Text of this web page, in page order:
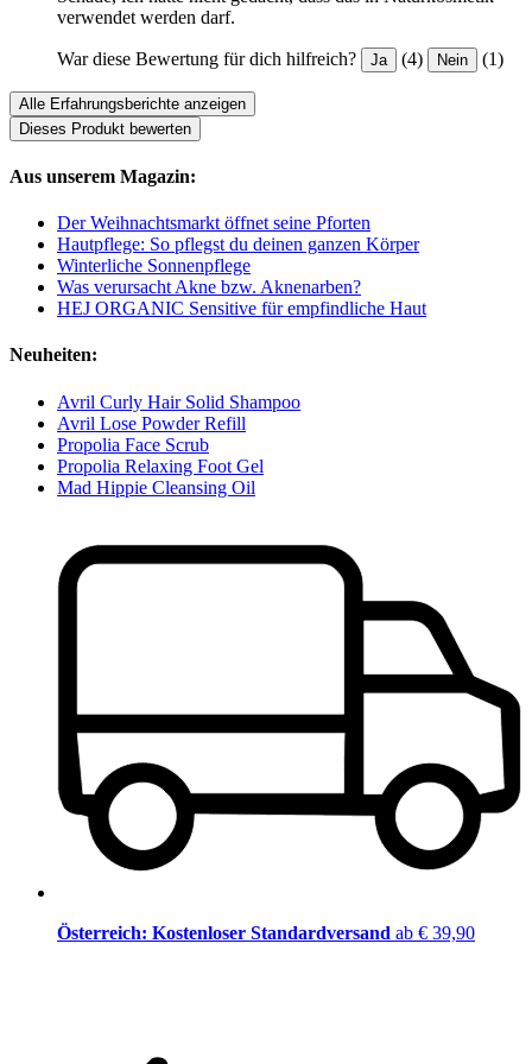
verwendet werden darf.
War diese Bewertung für dich hilfreich? Ja (4) Nein (1)
Alle Erfahrungsberichte anzeigen
Dieses Produkt bewerten
Aus unserem Magazin:
Der Weihnachtsmarkt öffnet seine Pforten
Hautpflege: So pflegst du deinen ganzen Körper
Winterliche Sonnenpflege
Was verursacht Akne bzw. Aknenarben?
HEJ ORGANIC Sensitive für empfindliche Haut
Neuheiten:
Avril Curly Hair Solid Shampoo
Avril Lose Powder Refill
Propolia Face Scrub
Propolia Relaxing Foot Gel
Mad Hippie Cleansing Oil
Österreich: Kostenloser Standardversand ab € 39,90